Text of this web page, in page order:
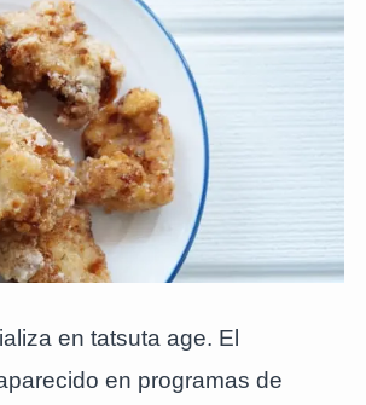
en tatsuta age. El
en programas de